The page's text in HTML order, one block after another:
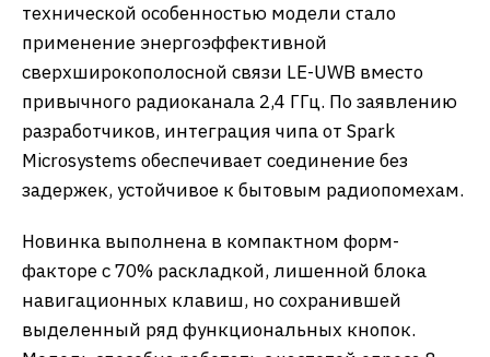
технической особенностью модели стало
применение энергоэффективной
сверхширокополосной связи LE-UWB вместо
привычного радиоканала 2,4 ГГц. По заявлению
разработчиков, интеграция чипа от Spark
Microsystems обеспечивает соединение без
задержек, устойчивое к бытовым радиопомехам.
Новинка выполнена в компактном форм-
факторе с 70% раскладкой, лишенной блока
навигационных клавиш, но сохранившей
выделенный ряд функциональных кнопок.